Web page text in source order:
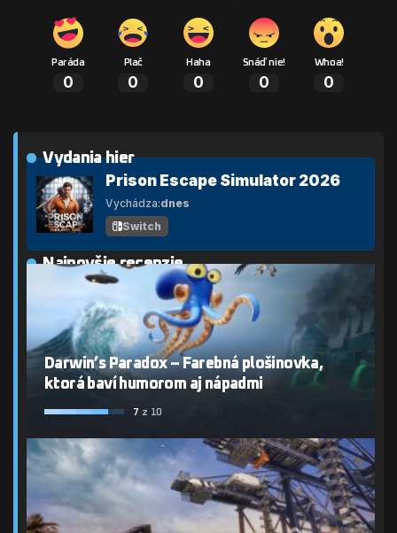
Paráda
0
Plač
0
Haha
0
Snáď nie!
0
Whoa!
0
Vydania hier
Prison Escape Simulator 2026
Vychádza:dnes
Switch
Najnovšie recenzie
Darwin’s Paradox – Farebná plošinovka,
ktorá baví humorom aj nápadmi
7 z 10